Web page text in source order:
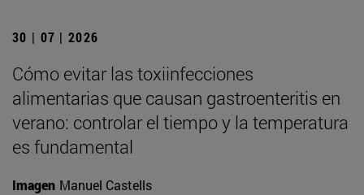
30 | 07 | 2026
Cómo evitar las toxiinfecciones
alimentarias que causan gastroenteritis en
verano: controlar el tiempo y la temperatura
es fundamental
Imagen Manuel Castells